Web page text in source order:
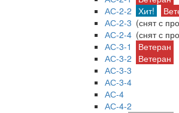
АС-2-2 Хит!
АС-2-3 (снят с
АС-2-4 (снят с
АС-3-1
Ветеран
АС-3-2
Ветеран
АС-3-3
АС-3-4
АС-4
АС-4-2